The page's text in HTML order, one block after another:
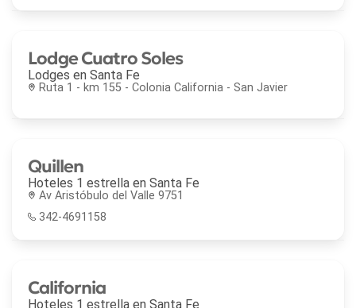
Lodge Cuatro Soles
Lodges en Santa Fe
Ruta 1 - km 155 - Colonia California - San Javier
Quillen
Hoteles 1 estrella en Santa Fe
Av Aristóbulo del Valle 9751
342-4691158
California
Hoteles 1 estrella en Santa Fe